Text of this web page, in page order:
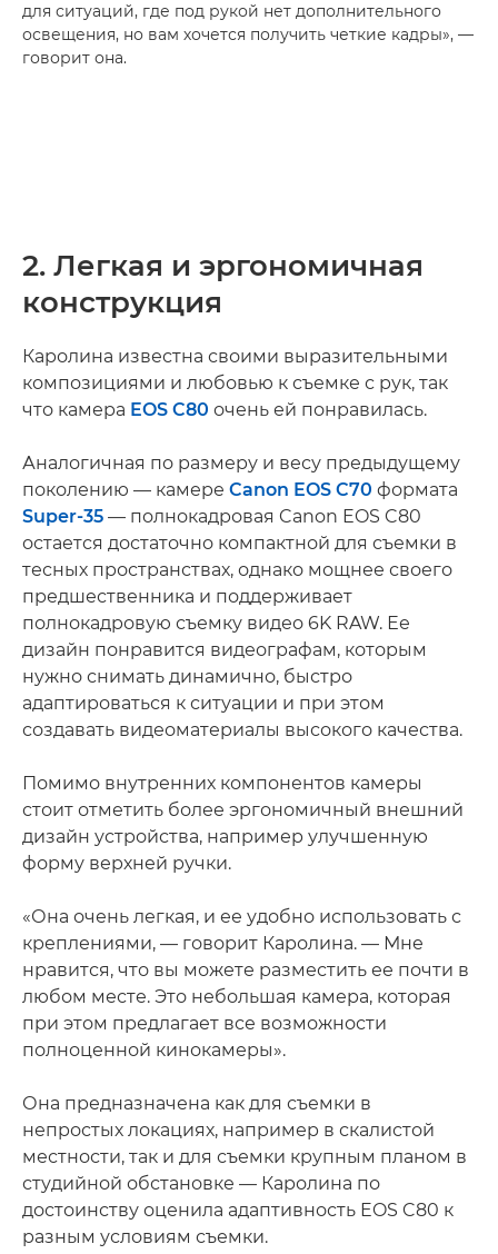
для ситуаций, где под рукой нет дополнительного
освещения, но вам хочется получить четкие кадры», —
говорит она.
2. Легкая и эргономичная
конструкция
Каролина известна своими выразительными
композициями и любовью к съемке с рук, так
что камера EOS C80 очень ей понравилась.
Аналогичная по размеру и весу предыдущему
поколению — камере Canon EOS C70 формата
Super-35 — полнокадровая Canon EOS C80
остается достаточно компактной для съемки в
тесных пространствах, однако мощнее своего
предшественника и поддерживает
полнокадровую съемку видео 6K RAW. Ее
дизайн понравится видеографам, которым
нужно снимать динамично, быстро
адаптироваться к ситуации и при этом
создавать видеоматериалы высокого качества.
Помимо внутренних компонентов камеры
стоит отметить более эргономичный внешний
дизайн устройства, например улучшенную
форму верхней ручки.
«Она очень легкая, и ее удобно использовать с
креплениями, — говорит Каролина. — Мне
нравится, что вы можете разместить ее почти в
любом месте. Это небольшая камера, которая
при этом предлагает все возможности
полноценной кинокамеры».
Она предназначена как для съемки в
непростых локациях, например в скалистой
местности, так и для съемки крупным планом в
студийной обстановке — Каролина по
достоинству оценила адаптивность EOS C80 к
разным условиям съемки.